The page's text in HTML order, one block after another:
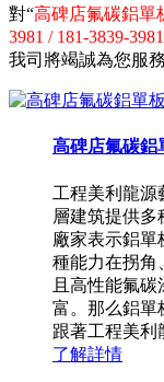
對“高碑店氟碳鋁單
3981 / 181-3839-3981
我司將竭誠為您服務
高碑店氟碳鋁
工程美利龍源
層建筑提供
廠家表示鋁單
種能力在拐角
且高性能氟
富。那么鋁單
跟著工程美利
了解詳情